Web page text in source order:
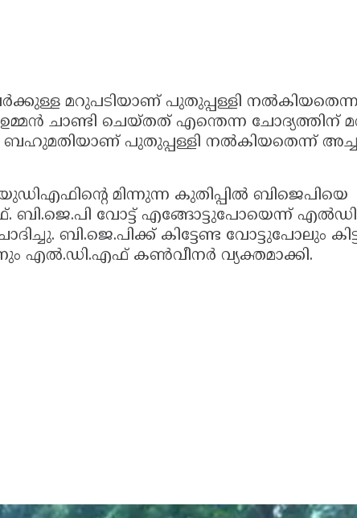
മറുപടിയാണ് പുതുപ്പള്ളി
ഉമ്മന്‍ ചാണ്ടി ചെയ്തത് എന്തെന്ന ചോദ്യത്തിന്
ബഹുമതിയാണ് പുതുപ്പള്ളി നല്‍കിയതെന്ന്
മിന്നുന്ന കുതിപ്പില്‍ ബിജെപിയെ
ബി.ജെ.പി വോട്ട് എങ്ങോട്ടുപോയെന്ന്
ബി.ജെ.പിക്ക് കിട്ടേണ്ട വോട്ടുപോലും
എല്‍.ഡി.എഫ് കണ്‍വീനര്‍ വ്യക്തമാക്കി.